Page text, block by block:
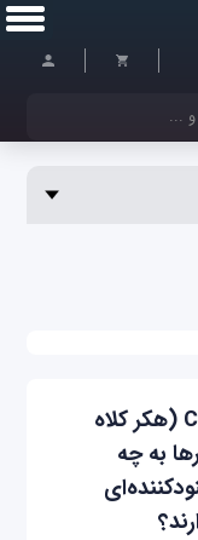
آموزش CEH (هکر کلاه
به چه